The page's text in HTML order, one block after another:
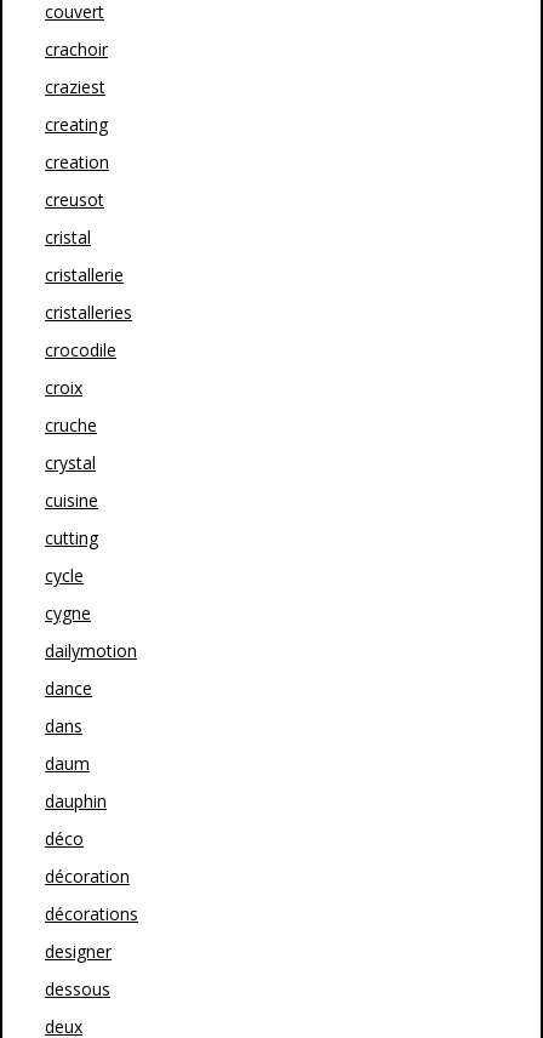
couvert
crachoir
craziest
creating
creation
creusot
cristal
cristallerie
cristalleries
crocodile
croix
cruche
crystal
cuisine
cutting
cycle
cygne
dailymotion
dance
dans
daum
dauphin
déco
décoration
décorations
designer
dessous
deux